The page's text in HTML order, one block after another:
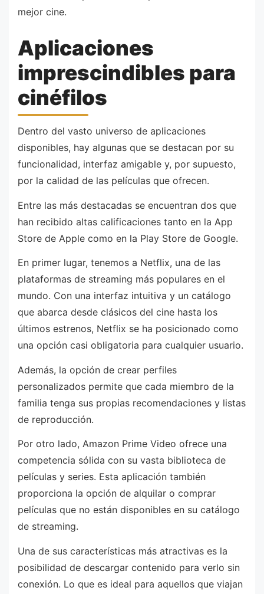
mejor cine.
Aplicaciones
imprescindibles para
cinéfilos
Dentro del vasto universo de aplicaciones
disponibles, hay algunas que se destacan por su
funcionalidad, interfaz amigable y, por supuesto,
por la calidad de las películas que ofrecen.
Entre las más destacadas se encuentran dos que
han recibido altas calificaciones tanto en la App
Store de Apple como en la Play Store de Google.
En primer lugar, tenemos a Netflix, una de las
plataformas de streaming más populares en el
mundo. Con una interfaz intuitiva y un catálogo
que abarca desde clásicos del cine hasta los
últimos estrenos, Netflix se ha posicionado como
una opción casi obligatoria para cualquier usuario.
Además, la opción de crear perfiles
personalizados permite que cada miembro de la
familia tenga sus propias recomendaciones y listas
de reproducción.
Por otro lado, Amazon Prime Video ofrece una
competencia sólida con su vasta biblioteca de
películas y series. Esta aplicación también
proporciona la opción de alquilar o comprar
películas que no están disponibles en su catálogo
de streaming.
Una de sus características más atractivas es la
posibilidad de descargar contenido para verlo sin
conexión. Lo que es ideal para aquellos que viajan